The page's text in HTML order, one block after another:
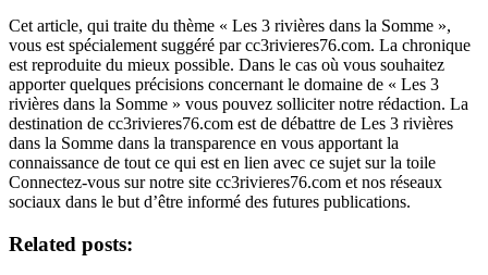
Cet article, qui traite du thème « Les 3 rivières dans la Somme »,
vous est spécialement suggéré par cc3rivieres76.com. La chronique
est reproduite du mieux possible. Dans le cas où vous souhaitez
apporter quelques précisions concernant le domaine de « Les 3
rivières dans la Somme » vous pouvez solliciter notre rédaction. La
destination de cc3rivieres76.com est de débattre de Les 3 rivières
dans la Somme dans la transparence en vous apportant la
connaissance de tout ce qui est en lien avec ce sujet sur la toile
Connectez-vous sur notre site cc3rivieres76.com et nos réseaux
sociaux dans le but d’être informé des futures publications.
Related posts: